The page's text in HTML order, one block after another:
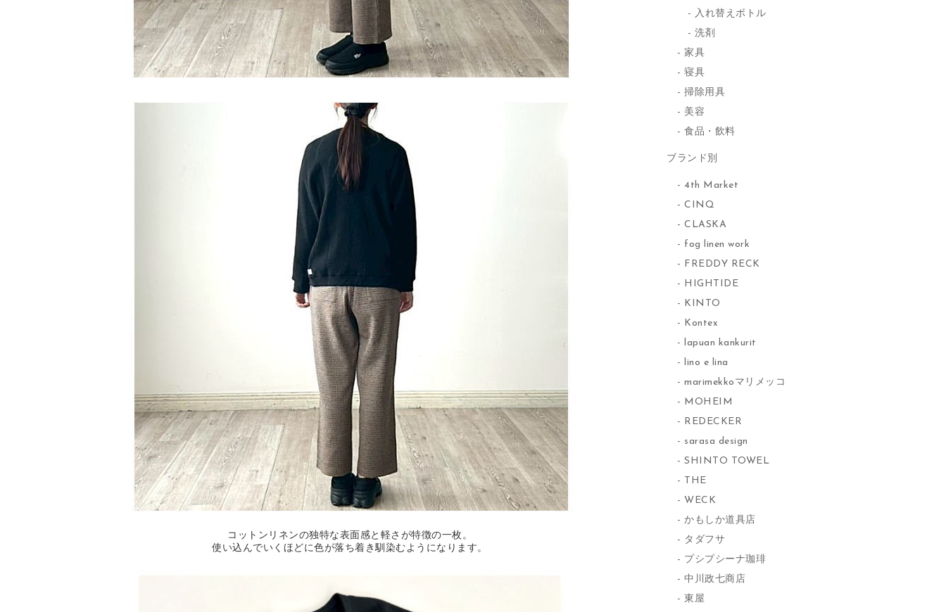
コットンリネンの独特な表面感と軽さが特徴の一枚。
使い込んでいくほどに色が落ち着き馴染むようになります。
入れ替えボトル
洗剤
家具
寝具
掃除用具
美容
食品・飲料
ブランド別
4th Market
CINQ
CLASKA
fog linen work
FREDDY RECK
HIGHTIDE
KINTO
Kontex
lapuan kankurit
lino e lina
marimekkoマリメッコ
MOHEIM
REDECKER
sarasa design
SHINTO TOWEL
THE
WECK
かもしか道具店
タダフサ
プシプシーナ珈琲
中川政七商店
東屋